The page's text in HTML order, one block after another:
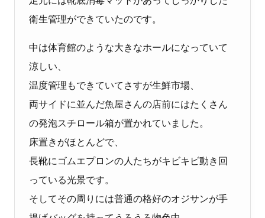
衛生管理ができていたのです。
中は体育館のような大きなホールになっていて
涼しい、
温度管理もできていてさすが生鮮市場、
両サイドに並んだ魚屋さんの店前にはたくさん
の発泡スチロール箱が置かれていました。
床置きがほとんどで、
長靴にゴムエプロンの人たちがキビキビ動き回
っている光景です。
そしてその周りには普通の格好のオジサンが手